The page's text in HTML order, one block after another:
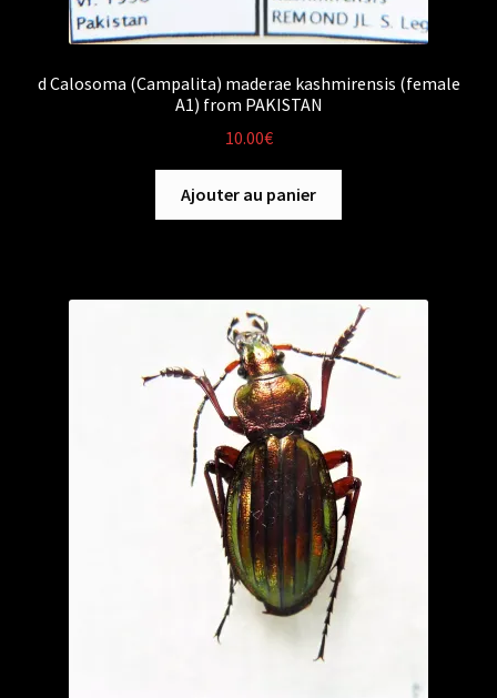
d Calosoma (Campalita) maderae kashmirensis (female
A1) from PAKISTAN
10.00€
Ajouter au panier